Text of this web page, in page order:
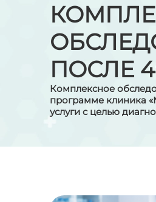
ПОСЛЕ
Комплексное
программе клиника
услуги с целью